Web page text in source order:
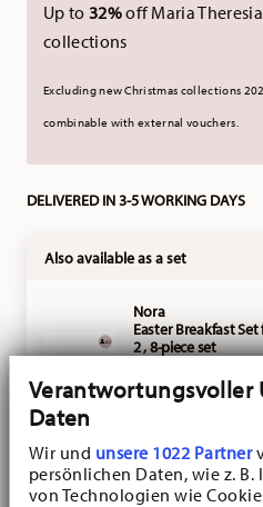
Verantwortungsvoller
Daten
Wir und unsere 1022 Partner
persönlichen Daten, wie z.
von Technologien wie
Up to 32%off Maria Theresia
collections
Excluding new Christmas collections
combinable with external vouchers.
DELIVERED IN 3-5 WORKING DAYS
Also available as a set
Nora
Easter Breakfast Set
2 , 8-piece set
€ 92,65Price
€ 145,20to
Nora
Easter Breakfast Set
2 , 8-piece set